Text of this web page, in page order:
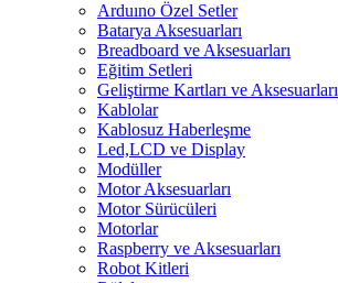
Arduıno Özel Setler
Batarya Aksesuarları
Breadboard ve Aksesuarları
Eğitim Setleri
Geliştirme Kartları ve Aksesuarları
Kablolar
Kablosuz Haberleşme
Led,LCD ve Display
Modüller
Motor Aksesuarları
Motor Sürücüleri
Motorlar
Raspberry ve Aksesuarları
Robot Kitleri